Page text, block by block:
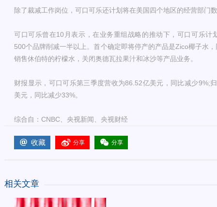
除了裁减工作岗位，可口可乐还计划将在美国四个地区的经营部门
可口可乐曾在10月表示，在业务重组战略的推动下，可口可乐计
500个品牌削减一半以上。首个确定即将停产的产品是Zico椰子水
销售休伯特的柠檬水，关闭奥德瓦拉果汁和冰沙等产品业务。
财报显示，可口可乐第三季度营收为86.52亿美元，同比减少9%;
美元，同比减少33%。
综合自：CNBC、央视新闻、央视财经
收藏 分享 分享
相关文章